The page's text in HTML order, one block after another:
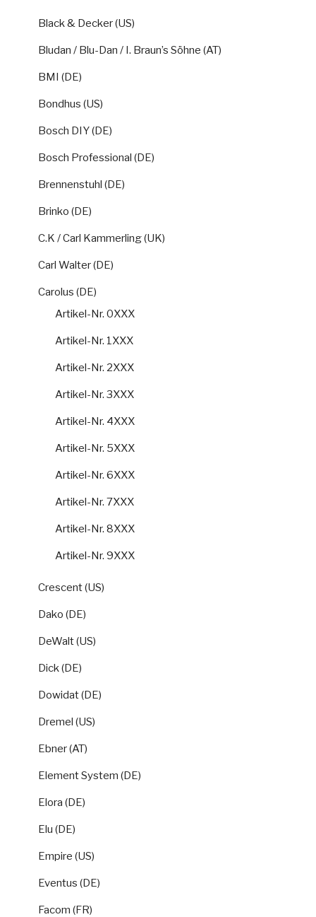
Black & Decker (US)
Bludan / Blu-Dan / I. Braun’s Söhne (AT)
BMI (DE)
Bondhus (US)
Bosch DIY (DE)
Bosch Professional (DE)
Brennenstuhl (DE)
Brinko (DE)
C.K / Carl Kammerling (UK)
Carl Walter (DE)
Carolus (DE)
Artikel-Nr. 0XXX
Artikel-Nr. 1XXX
Artikel-Nr. 2XXX
Artikel-Nr. 3XXX
Artikel-Nr. 4XXX
Artikel-Nr. 5XXX
Artikel-Nr. 6XXX
Artikel-Nr. 7XXX
Artikel-Nr. 8XXX
Artikel-Nr. 9XXX
Crescent (US)
Dako (DE)
DeWalt (US)
Dick (DE)
Dowidat (DE)
Dremel (US)
Ebner (AT)
Element System (DE)
Elora (DE)
Elu (DE)
Empire (US)
Eventus (DE)
Facom (FR)